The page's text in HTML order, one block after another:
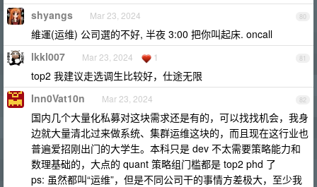
80
shyangs Mar 23, 2024
維運(运维) 公司選的不好, 半夜 3:00 把你叫起床. oncall
81
lkkl007 Mar 23, 2024 1
top2 我建议走选调生比较好，仕途无限
82
Inn0Vat10n Mar 23, 2024
国内几个大量化私募对这块需求还是有的，可以找找机会，我身
边就大量清北过来做系统、集群运维这块的，而且现在这行业也
普遍爱招刚出门的大学生。本科只是 dev 不太需要策略能力和
数理基础的，大点的 quant 策略组门槛都是 top2 phd 了
ps: 虽然都叫“运维”，但是不同公司干的事情方差极大，至少我